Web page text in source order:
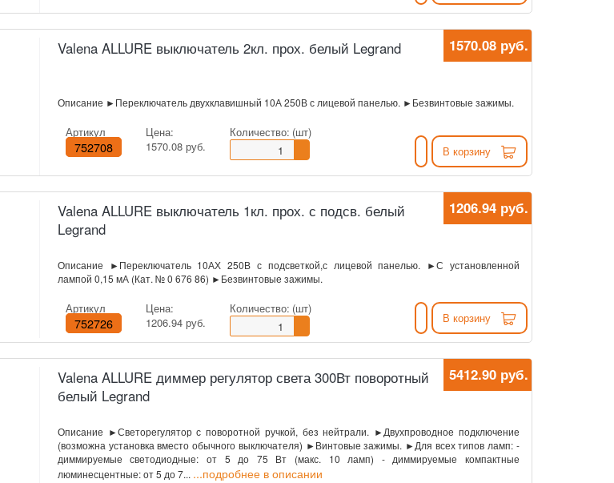
1570.08 руб.
Valena ALLURE выключатель 2кл. прох. белый Legrand
Описание ►Переключатель двухклавишный 10А 250В с лицевой панелью. ►Безвинтовые зажимы.
Артикул
752708
Цена:
1570.08 руб.
Количество: (шт)
В корзину
1206.94 руб.
Valena ALLURE выключатель 1кл. прох. с подсв. белый
Legrand
Описание ►Переключатель 10АХ 250В с подсветкой,с лицевой панелью. ►С установленной
лампой 0,15 мА (Кат. № 0 676 86) ►Безвинтовые зажимы.
Артикул
752726
Цена:
1206.94 руб.
Количество: (шт)
В корзину
5412.90 руб.
Valena ALLURE диммер регулятор света 300Вт поворотный
белый Legrand
Описание ►Светорегулятор с поворотной ручкой, без нейтрали. ►Двухпроводное подключение
(возможна установка вместо обычного выключателя) ►Винтовые зажимы. ►Для всех типов ламп: -
диммируемые светодиодные: от 5 до 75 Вт (макс. 10 ламп) - диммируемые компактные
люминесцентные: от 5 до 7... ...подробнее в описании